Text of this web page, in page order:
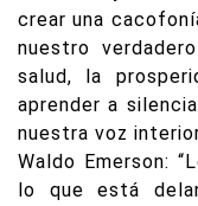
crear una
nuestro
salud, la
aprender a
nuestra voz
Waldo Emerson:
lo que está